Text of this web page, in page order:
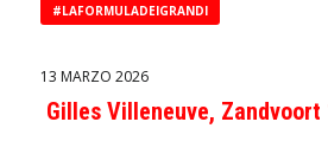
#LAFORMULADEIGRANDI
13 MARZO 2026
Gilles Villeneuve, Zandvoort